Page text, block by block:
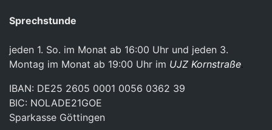
Sprechstunde
jeden 1. So. im Monat ab 16:00 Uhr und jeden 3.
Montag im Monat ab 19:00 Uhr im UJZ Kornstraße.
IBAN: DE25 2605 0001 0056 0362 39
BIC: NOLADE21GOE
Sparkasse Göttingen